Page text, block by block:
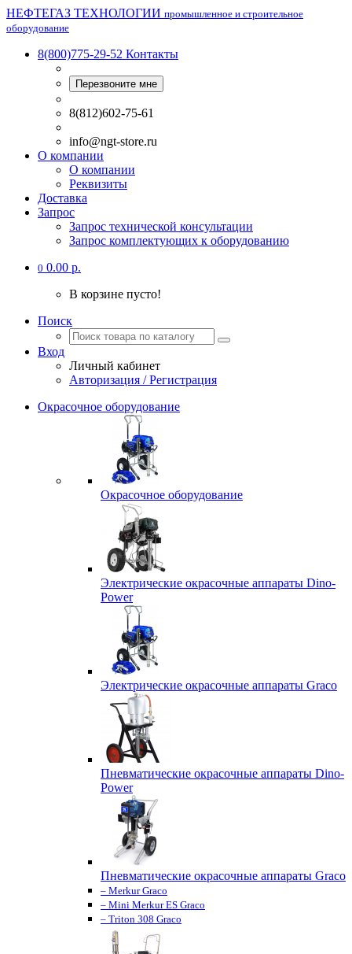
НЕФТЕГАЗ ТЕХНОЛОГИИ промышленное и строительное
оборудование
8(800)775-29-52 Контакты
Перезвоните мне
8(812)602-75-61
info@ngt-store.ru
О компании
О компании
Реквизиты
Доставка
Запрос
Запрос технической консультации
Запрос комплектующих к оборудованию
0 0.00 р.
В корзине пусто!
Поиск
Вход
Личный кабинет
Авторизация / Регистрация
Окрасочное оборудование
Окрасочное оборудование
Электрические окрасочные аппараты Dino-
Power
Электрические окрасочные аппараты Graco
Пневматические окрасочные аппараты Dino-
Power
Пневматические окрасочные аппараты Graco
– Merkur Graco
– Mini Merkur ES Graco
– Triton 308 Graco